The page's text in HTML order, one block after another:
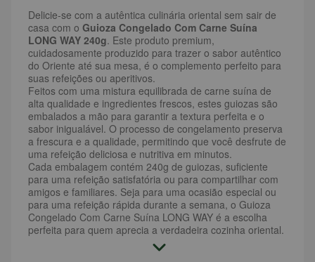
Delicie-se com a autêntica culinária oriental sem sair de
casa com o Guioza Congelado Com Carne Suína
LONG WAY 240g. Este produto premium,
cuidadosamente produzido para trazer o sabor autêntico
do Oriente até sua mesa, é o complemento perfeito para
suas refeições ou aperitivos.
Feitos com uma mistura equilibrada de carne suína de
alta qualidade e ingredientes frescos, estes guiozas são
embalados a mão para garantir a textura perfeita e o
sabor inigualável. O processo de congelamento preserva
a frescura e a qualidade, permitindo que você desfrute de
uma refeição deliciosa e nutritiva em minutos.
Cada embalagem contém 240g de guiozas, suficiente
para uma refeição satisfatória ou para compartilhar com
amigos e familiares. Seja para uma ocasião especial ou
para uma refeição rápida durante a semana, o Guioza
Congelado Com Carne Suína LONG WAY é a escolha
perfeita para quem aprecia a verdadeira cozinha oriental.